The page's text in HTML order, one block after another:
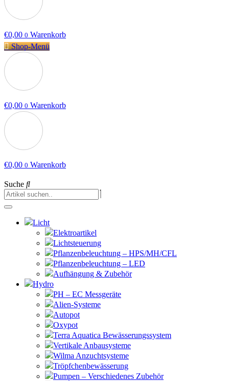
€0,00 0 Warenkorb
Shop-Menü
€0,00 0 Warenkorb
€0,00 0 Warenkorb
Suche
Licht
Elektroartikel
Lichtsteuerung
Pflanzenbeleuchtung – HPS/MH/CFL
Pflanzenbeleuchtung – LED
Aufhängung & Zubehör
Hydro
PH – EC Messgeräte
Alien-Systeme
Autopot
Oxypot
Terra Aquatica Bewässerungssystem
Vertikale Anbausysteme
Wilma Anzuchtsysteme
Tröpfchenbewässerung
Pumpen – Verschiedenes Zubehör